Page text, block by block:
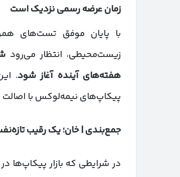
زمان عرضه رسمی نزدیک است
با پایان موفق تست‌های
زیست‌محیطی، انتظار می‌رود
هفته‌های آینده آغاز شود.
پیکاپ‌های نیمه‌لوکس با اصالت
جمع‌بندی | خان؛ یک رقیب
در شرایطی که بازار پیکاپ‌ها